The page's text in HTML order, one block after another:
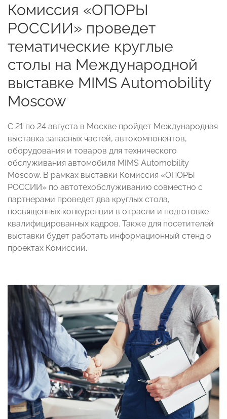
Комиссия «ОПОРЫ
РОССИИ» проведет
тематические круглые
столы на Международной
выставке MIMS Automobility
Moscow
С 21 по 24 августа в Москве пройдет Международная
выставка запасных частей, автокомпонентов,
оборудования и товаров для технического
обслуживания автомобиля MIMS Automobility
Moscow. В рамках выставки Комиссия «ОПОРЫ
РОССИИ» по автотехобслуживанию совместно с
партнерами проведет два круглых стола,
посвященных конкуренции в отрасли и подготовке
квалифицированных кадров. Также для посетителей
выставки будет работать информационный стенд о
проектах Комиссии.